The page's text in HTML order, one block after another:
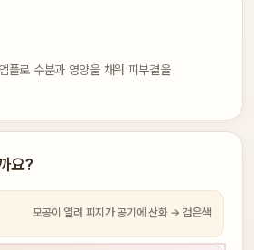
플로 수분과 영양을 채워 피부결을
요?
모공이 열려 피지가 공기에 산화 → 검은색